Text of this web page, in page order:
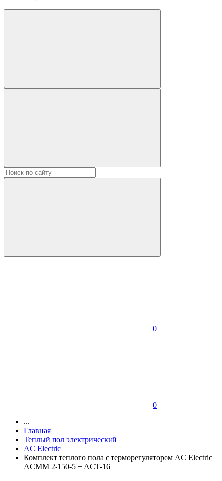
0
0
...
Главная
Теплый пол электрический
AC Electric
Комплект теплого пола с терморегулятором AC Electric
ACMM 2-150-5 + ACT-16